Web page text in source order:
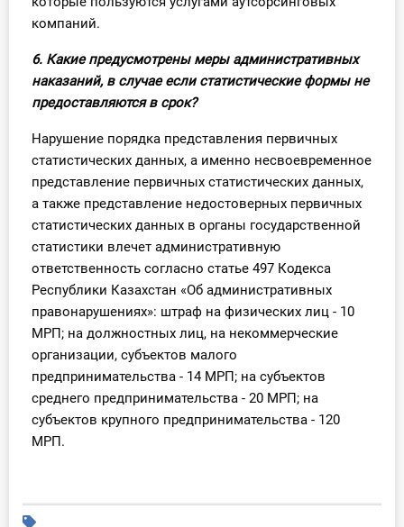
компаний.
6. Какие предусмотрены меры административных
наказаний, в случае если статистические формы не
предоставляются в срок?
Нарушение порядка представления первичных
статистических данных, а именно несвоевременное
представление первичных статистических данных,
а также представление недостоверных первичных
статистических данных в органы государственной
статистики влечет административную
ответственность согласно статье 497 Кодекса
Республики Казахстан «Об административных
правонарушениях»: штраф на физических лиц - 10
МРП; на должностных лиц, на некоммерческие
организации, субъектов малого
предпринимательства - 14 МРП; на субъектов
среднего предпринимательства - 20 МРП; на
субъектов крупного предпринимательства - 120
МРП.